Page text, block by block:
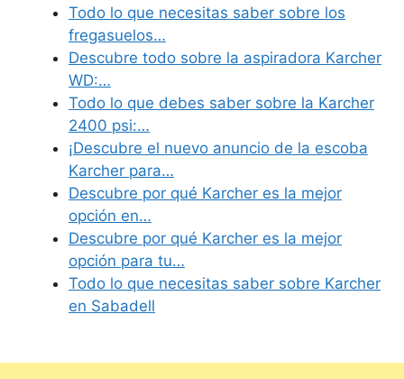
Todo lo que necesitas saber sobre los
fregasuelos…
Descubre todo sobre la aspiradora Karcher
WD:…
Todo lo que debes saber sobre la Karcher
2400 psi:…
¡Descubre el nuevo anuncio de la escoba
Karcher para…
Descubre por qué Karcher es la mejor
opción en…
Descubre por qué Karcher es la mejor
opción para tu…
Todo lo que necesitas saber sobre Karcher
en Sabadell